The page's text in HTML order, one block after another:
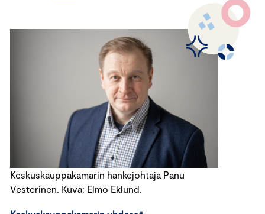
Keskuskauppakamarin hankejohtaja Panu
Vesterinen. Kuva: Elmo Eklund.